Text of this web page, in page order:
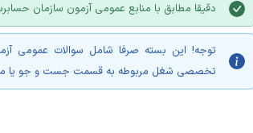
دقیقا مطابق با منابع عمومی آزمون سازمان حسابرسی
توجه! این بسته صرفا شامل سوالات عمومی
تخصصی شغل مربوطه به قسمت جست و جو یا